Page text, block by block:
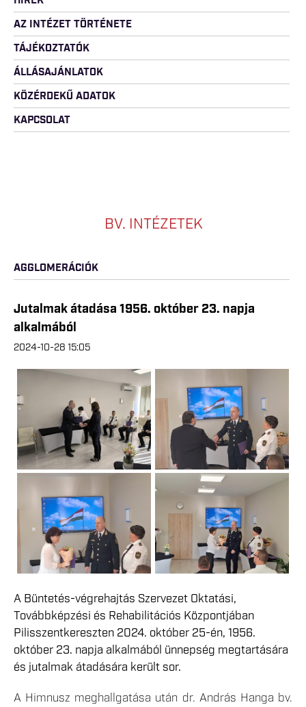
AZ INTÉZET TÖRTÉNETE
TÁJÉKOZTATÓK
ÁLLÁSAJÁNLATOK
KÖZÉRDEKŰ ADATOK
KAPCSOLAT
BV. INTÉZETEK
AGGLOMERÁCIÓK
Jutalmak átadása 1956. október 23. napja
alkalmából
2024-10-28 15:05
A Büntetés-végrehajtás Szervezet Oktatási,
Továbbképzési és Rehabilitációs Központjában
Pilisszentkereszten 2024. október 25-én, 1956.
október 23. napja alkalmából ünnepség megtartására
és jutalmak átadására került sor.
A Himnusz meghallgatása után dr. András Hanga bv.